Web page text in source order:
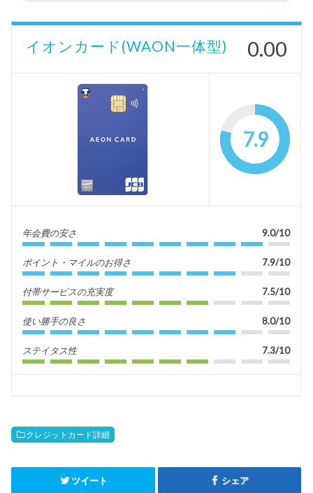
イオンカード(WAON一体型) 0.00
7.9
年会費の安さ 9.0/10
ポイント・マイルのお得さ 7.9/10
付帯サービスの充実度 7.5/10
使い勝手の良さ 8.0/10
ステイタス性 7.3/10
クレジットカード詳細
ツイート シェア